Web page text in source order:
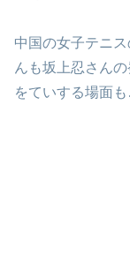
中国の女子テニ
んも坂上忍さん
をていする場面